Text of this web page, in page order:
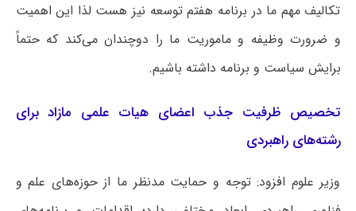
تکالیف مهم ما در برنامه هفتم توسعه نیز هست لذا این اهمیت
و ضرورت وظیفه و ماموریت ما را دوچندان می‌کند که حتماً
برایش سیاست و برنامه داشته باشیم.
تخصیص ظرفیت جذب اعضای هیات علمی مازاد برای
رشته‌های راهبردی
وزیر علوم افزود: توجه و حمایت مدنظر ما از حوزه‌های علم و